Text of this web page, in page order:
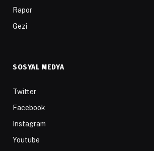
Rapor
Gezi
SOSYAL MEDYA
Twitter
Facebook
Instagram
Youtube